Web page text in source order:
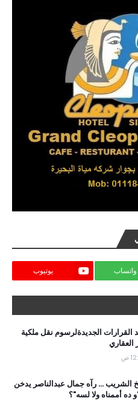
واتساب يوتيوب
القرارات الجديدةلرسوم نقل ملكية
الشريب ... رآه جمال عبدالناصر يدخن
ده أممناه ولا لسه"؟